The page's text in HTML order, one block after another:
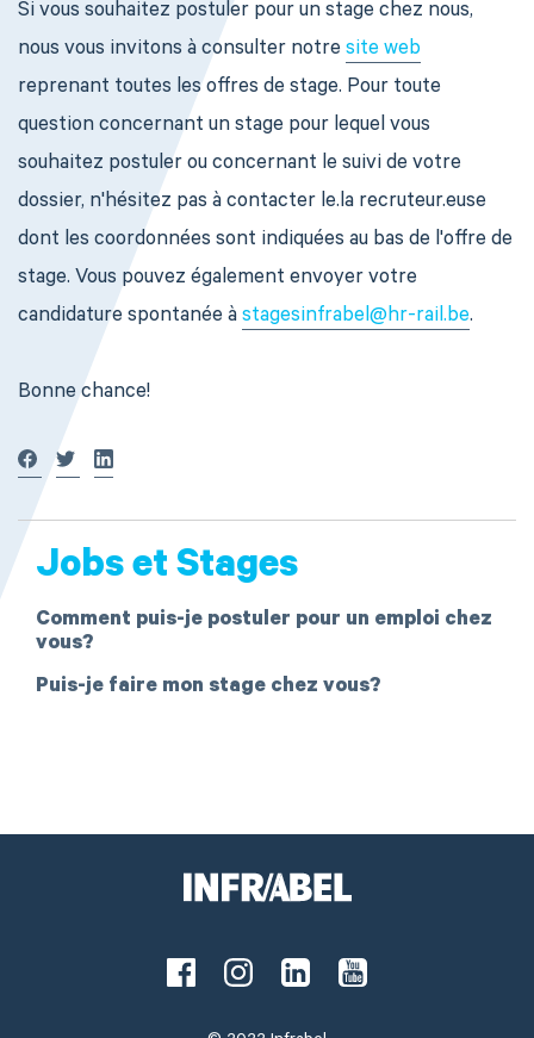
Si vous souhaitez postuler pour un stage chez nous,
nous vous invitons à consulter notre site web
reprenant toutes les offres de stage. Pour toute
question concernant un stage pour lequel vous
souhaitez postuler ou concernant le suivi de votre
dossier, n'hésitez pas à contacter le.la recruteur.euse
dont les coordonnées sont indiquées au bas de l'offre de
stage. Vous pouvez également envoyer votre
candidature spontanée à stagesinfrabel@hr-rail.be.
Bonne chance!
Jobs et Stages
Comment puis-je postuler pour un emploi chez
vous?
Puis-je faire mon stage chez vous?
FacebookInstagramLinkedIn Youtube